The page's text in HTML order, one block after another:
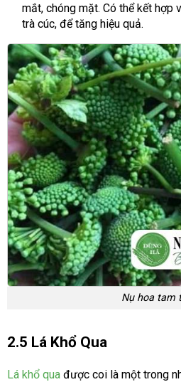
mắt, chóng mặt. Có thể kết hợp
trà cúc, để tăng hiệu quả.
Nụ hoa tam
2.5 Lá Khổ Qua
Lá khổ qua được coi là một trong